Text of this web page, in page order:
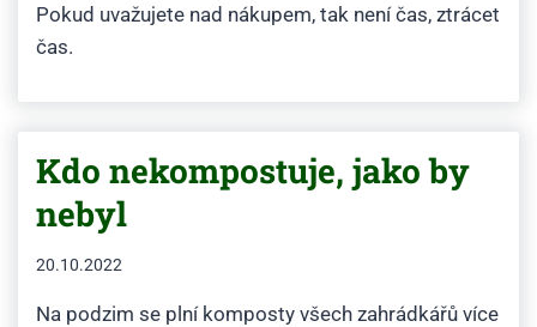
Pokud uvažujete nad nákupem, tak není čas, ztrácet
čas.
Kdo nekompostuje, jako by
nebyl
20.10.2022
Na podzim se plní komposty všech zahrádkářů více